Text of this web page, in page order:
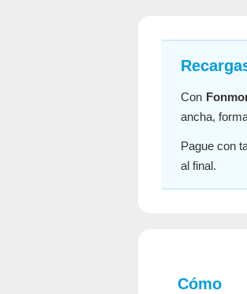
Con
ancha,
Pague con
al final.
Cómo